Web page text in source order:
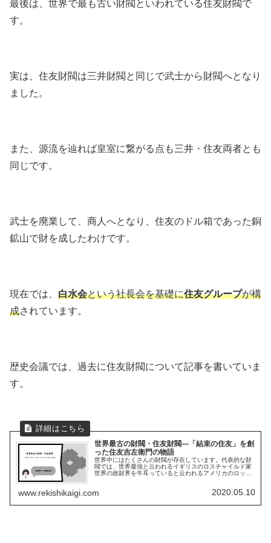
最後は、世界で最も古い財閥といわれている住友財閥で
す。
実は、住友財閥は三井財閥と同じで武士から財閥へとなり
ました。
また、源流を辿れば皇室に繋がる点も三井・住友両者とも
同じです。
武士を廃業して、商人へとなり、住友のドル箱であった銅
鉱山で財を成したわけです。
現在では、 白水会という社長会を基礎に住友グループが構
成されています。
歴史会議では、過去に住友財閥について記事を書いていま
す。
世界最古の財閥・住友財閥―「結束の住友」を創
った住友吉左衛門の物語
世界中にはたくさんの財閥が存在しています。代表的な財
閥では、世界最強と云われるイギリスのロスチャイルド家
世界の政財界を牛耳っていると云われるアメリカのロック
www.rekishikaigi.com 2020.05.10